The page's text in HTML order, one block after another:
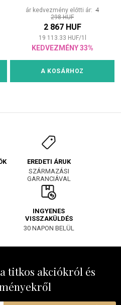
ár kedvezmény előtti ár: 4
298 HUF
2 867 HUF
19 113.33 HUF/1
KEDVEZMÉNY 33%
A KOSÁRHOZ
EREDETI ÁRUK
SZÁRMAZÁSI
GARANCIÁVAL
INGYENES
VISSZAKÜLDÉS
30 NAPON BELÜL
titkos akciókról és